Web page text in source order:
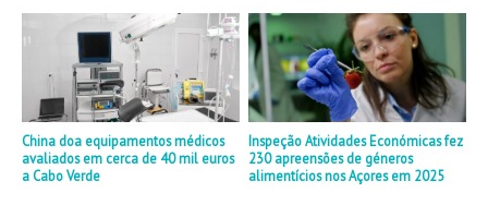
China doa equipamentos médicos
avaliados em cerca de 40 mil euros
a Cabo Verde
Inspeção Atividades Económicas fez
230 apreensões de géneros
alimentícios nos Açores em 2025